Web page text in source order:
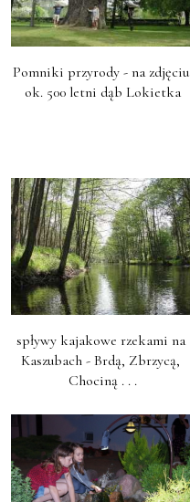
Pomniki przyrody - na zdjęciu
ok. 500 letni dąb Lokietka
spływy kajakowe rzekami na
Kaszubach - Brdą, Zbrzycą,
Chociną . . .